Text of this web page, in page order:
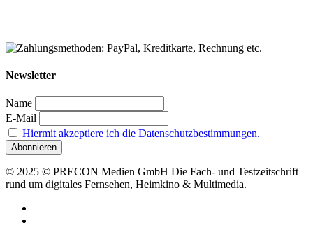
Newsletter
Name
E-Mail
Hiermit akzeptiere ich die Datenschutzbestimmungen.
© 2025 © PRECON Medien GmbH Die Fach- und Testzeitschrift
rund um digitales Fernsehen, Heimkino & Multimedia.